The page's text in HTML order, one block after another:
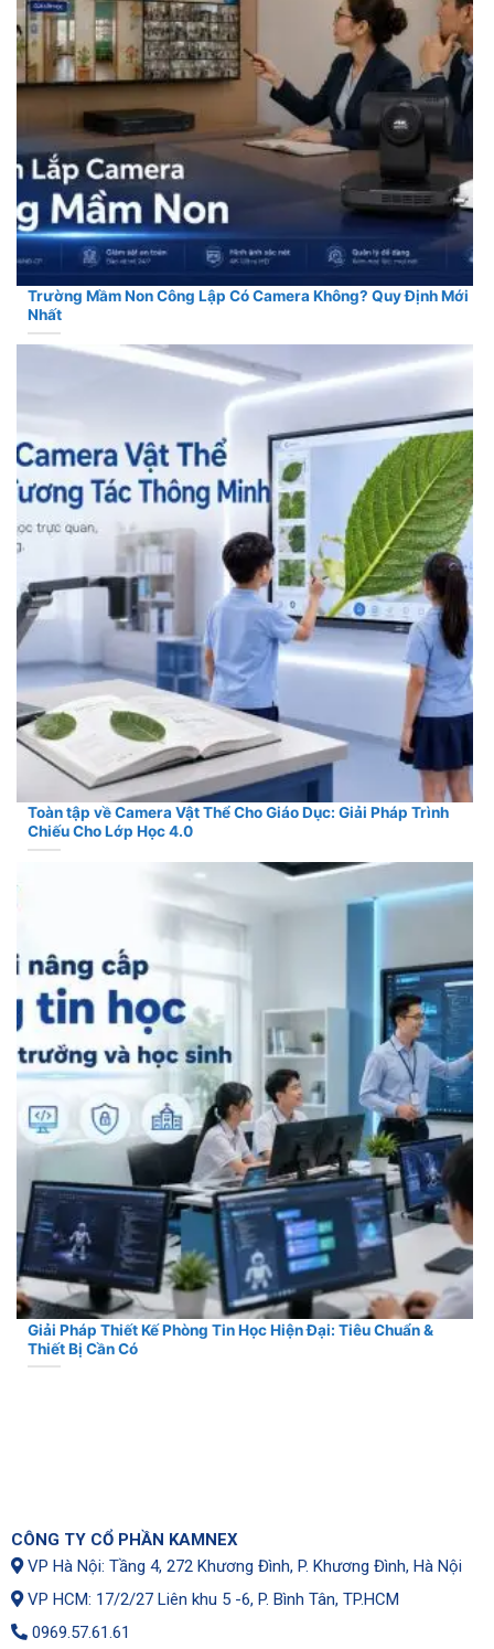
Trường Mầm Non Công Lập Có Camera Không? Quy Định Mới
Nhất
Toàn tập về Camera Vật Thể Cho Giáo Dục: Giải Pháp Trình
Chiếu Cho Lớp Học 4.0
Giải Pháp Thiết Kế Phòng Tin Học Hiện Đại: Tiêu Chuẩn &
Thiết Bị Cần Có
CÔNG TY CỔ PHẦN KAMNEX
VP Hà Nội: Tầng 4, 272 Khương Đình, P. Khương Đình, Hà Nội
VP HCM: 17/2/27 Liên khu 5 -6, P. Bình Tân, TP.HCM
0969.57.61.61